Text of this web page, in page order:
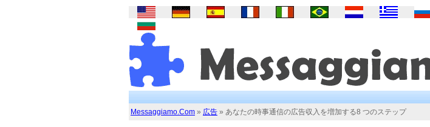
Messaggiamo.Com » 広告 » あなたの時事通信の広告収入を増加する8 つのステップ